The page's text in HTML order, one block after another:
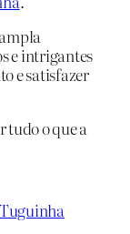
e intrigantes
e satisfazer
o que a
Tuguinha